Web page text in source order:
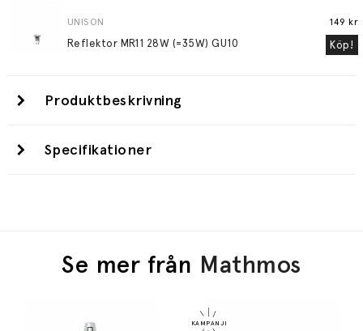
UNISON
Reflektor MR11 28W (=35W) GU10
149 kr
Köp!
Produktbeskrivning
Specifikationer
Se mer från Mathmos